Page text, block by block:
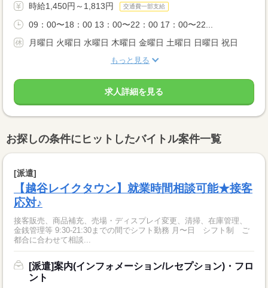
時給1,450円～1,813円 交通費一部支給
09：00〜18：00 13：00〜22：00 17：00〜22...
月曜日 火曜日 水曜日 木曜日 金曜日 土曜日 日曜日 祝日
もっと見る
求人詳細を見る
お探しの条件にヒットしたバイトル案件一覧
[派遣]
【越谷レイクタウン】就業時間相談可能★接客
応対♪
接客販売、商品補充、売場・ディスプレイ変更、清掃、在庫管理、
金銭管理等 9:30-21:30までの間でシフト勤務 月〜日 シフト制 ご
都合に合わせて相談...
[派遣]案内(インフォメーション/レセプション)・フロ
ント